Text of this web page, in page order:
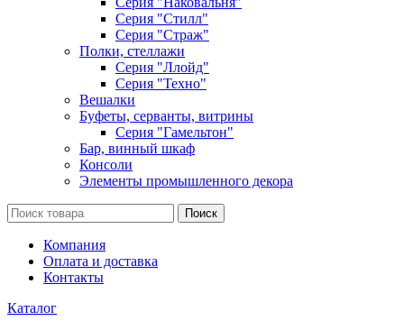
Серия "Стилл"
Серия "Страж"
Полки, стеллажи
Серия "Ллойд"
Серия "Техно"
Вешалки
Буфеты, серванты, витрины
Серия "Гамельтон"
Бар, винный шкаф
Консоли
Элементы промышленного декора
Поиск
Компания
Оплата и доставка
Контакты
Каталог